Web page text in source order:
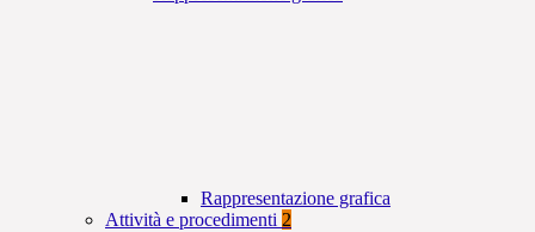
Rappresentazione grafica
Attività e procedimenti 2